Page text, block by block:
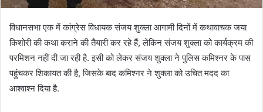
विधानसभा एक में कांग्रेस विधायक संजय शुक्ला आगामी दिनों में कथावाचक जया
किशोरी की कथा कराने की तैयारी कर रहे हैं, लेकिन संजय शुक्ला को कार्यक्रम की
परमिशन नहीं दी जा रही है. इसी को लेकर संजय शुक्ला ने पुलिस कमिश्नर के पास
पहुंचकर शिकायत की है, जिसके बाद कमिश्नर ने शुक्ला को उचित मदद का
आश्वाश्न दिया है.